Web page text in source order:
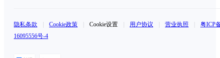
隐私条款 Cookie政策 Cookie设置 用户协议 营业执照
粤ICP
16095556号-4